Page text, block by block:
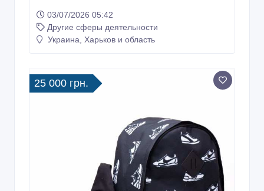
03/07/2026 05:42
Другие сферы деятельности
Украина, Харьков и область
25 000 грн.